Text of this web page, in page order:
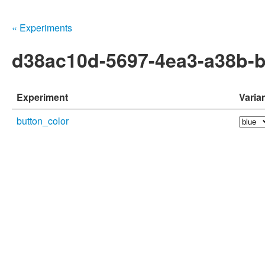
« Experiments
d38ac10d-5697-4ea3-a38b-
Experiment
button_color